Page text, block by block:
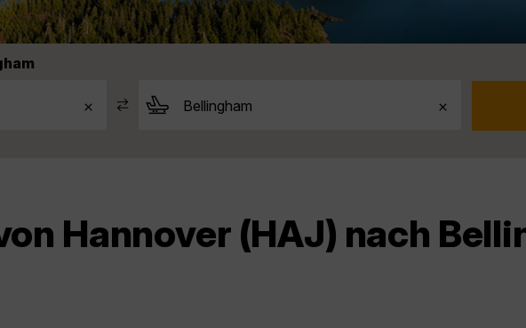
Hannover (HAJ) nach